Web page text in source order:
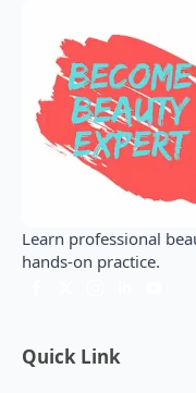
Learn professional
hands-on practice.
Quick Link